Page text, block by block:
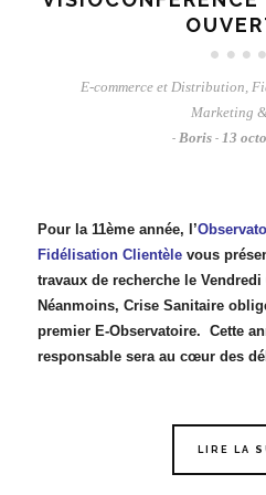
E-commerce et Distribution
Marketing
- Boris - 13
Pour la 11ème année, l’
Fidélisation Clientèlevous
travaux de recherche leVendredi
Néanmoins, Crise Sanitaire
premier E-Observatoire. Cette
responsablesera au cœur des
LIRE LA